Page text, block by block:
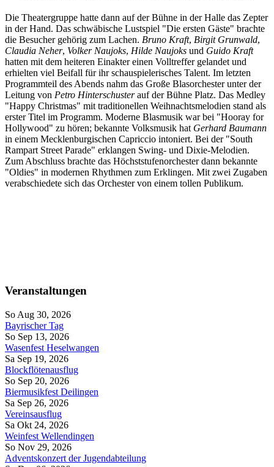
Die Theatergruppe hatte dann auf der Bühne in der Halle das Zepter
in der Hand. Das schwäbische Lustspiel "Die ersten Gäste" brachte
die Besucher gehörig zum Lachen. Bruno Kraft, Birgit Grunwald,
Claudia Neher, Volker Naujoks, Hilde Naujoks und Guido Kraft
hatten mit dem heiteren Einakter einen Volltreffer gelandet und
erhielten viel Beifall für ihr schauspielerisches Talent. Im letzten
Programmteil des Abends nahm das Große Blasorchester unter der
Leitung von Petro Hinterschusterauf der Bühne Platz. Das Medley
"Happy Christmas" mit traditionellen Weihnachtsmelodien stand als
erster Titel im Programm. Moderne Blasmusik war bei "Hooray for
Hollywood" zu hören; bekannte Volksmusik hat Gerhard Baumann
in einem Mecklenburgischen Capriccio intoniert. Bei der "South
Rampart Street Parade" erklangen Swing- und Dixie-Melodien.
Zum Abschluss brachte das Höchststufenorchester dann bekannte
"Oldies" in modernen Rhythmen zum Erklingen. Mit zwei Zugaben
verabschiedete sich das Orchester von einem tollen Publikum.
Veranstaltungen
So Aug 30, 2026
Bayrischer Tag
So Sep 13, 2026
Wasenfest Heselwangen
Sa Sep 19, 2026
Blockflötenausflug
So Sep 20, 2026
Biermusikfest Deilingen
Sa Sep 26, 2026
Vereinsausflug
Sa Okt 24, 2026
Weinfest Wellendingen
So Nov 29, 2026
Adventskonzert der Jugendabteilung